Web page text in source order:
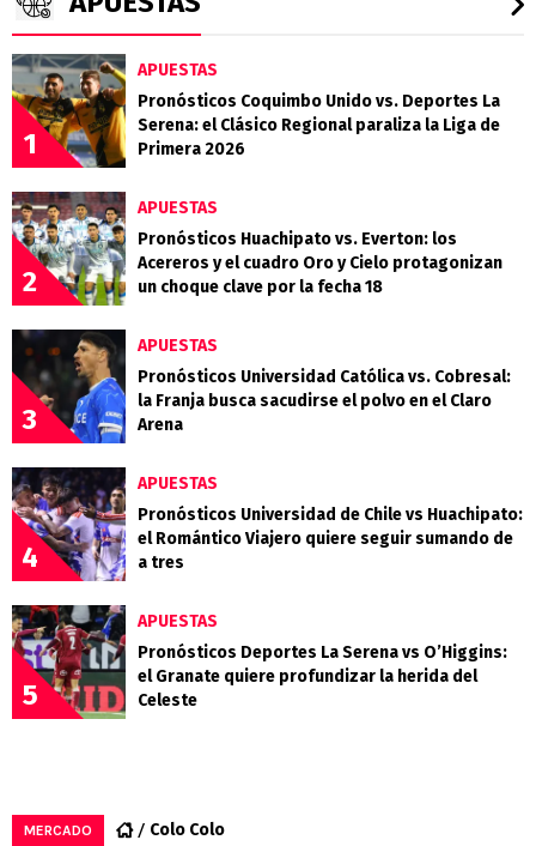
1
APUESTAS
Pronósticos Coquimbo Unido vs. Deportes La
Serena: el Clásico Regional paraliza la Liga de
Primera 2026
2
APUESTAS
Pronósticos Huachipato vs. Everton: los
Acereros y el cuadro Oro y Cielo protagonizan
un choque clave por la fecha 18
3
APUESTAS
Pronósticos Universidad Católica vs. Cobresal:
la Franja busca sacudirse el polvo en el Claro
Arena
4
APUESTAS
Pronósticos Universidad de Chile vs Huachipato:
el Romántico Viajero quiere seguir sumando de
a tres
5
APUESTAS
Pronósticos Deportes La Serena vs O’Higgins:
el Granate quiere profundizar la herida del
Celeste
MERCADO Colo Colo